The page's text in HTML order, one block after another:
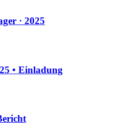
· 2025
• Einladung